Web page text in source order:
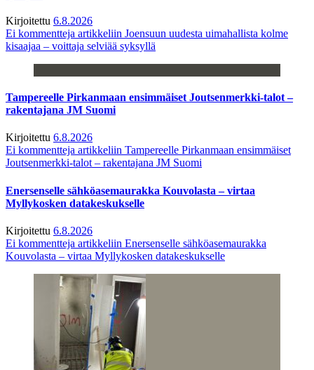
Kirjoitettu 6.8.2026
Ei kommentteja artikkeliin Joensuun uudesta uimahallista kolme
kisaajaa – voittaja selviää syksyllä
Tampereelle Pirkanmaan ensimmäiset Joutsenmerkki-talot –
rakentajana JM Suomi
Kirjoitettu 6.8.2026
Ei kommentteja artikkeliin Tampereelle Pirkanmaan ensimmäiset
Joutsenmerkki-talot – rakentajana JM Suomi
Enersenselle sähköasemaurakka Kouvolasta – virtaa
Myllykosken datakeskukselle
Kirjoitettu 6.8.2026
Ei kommentteja artikkeliin Enersenselle sähköasemaurakka
Kouvolasta – virtaa Myllykosken datakeskukselle